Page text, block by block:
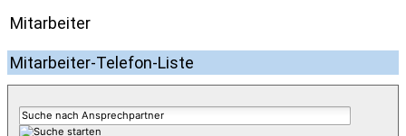
Mitarbeiter
Mitarbeiter-Telefon-Liste